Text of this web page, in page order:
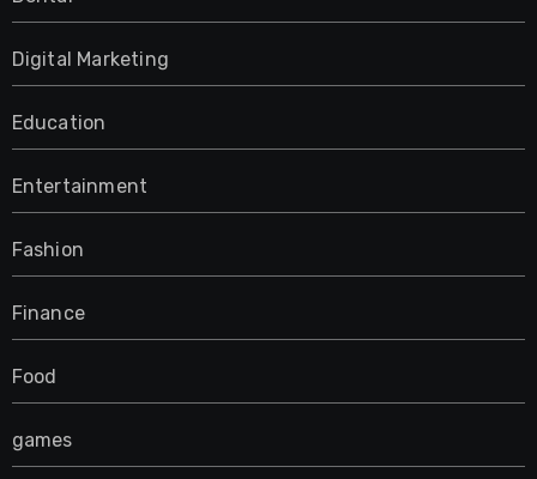
Digital Marketing
Education
Entertainment
Fashion
Finance
Food
games